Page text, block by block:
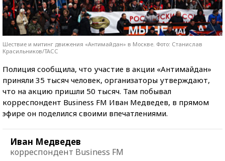
Шествие и митинг движения «Антимайдан» в Москве. Фото: Станислав
Красильников/ТАСС
Полиция сообщила, что участие в акции «Антимайдан»
приняли 35 тысяч человек, организаторы утверждают,
что на акцию пришли 50 тысяч. Там побывал
корреспондент Business FM Иван Медведев, в прямом
эфире он поделился своими впечатлениями.
Иван Медведев
корреспондент Business FM